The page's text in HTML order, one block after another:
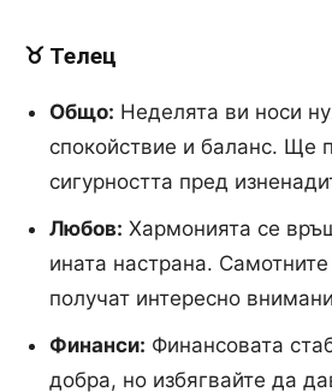
♉ Телец
Общо: Неделята ви носи
спокойствие и баланс. Ще
сигурността пред
Любов: Хармонията се
ината настрана.
получат интересно
Финанси: Финансовата
добра, но избягвайте да